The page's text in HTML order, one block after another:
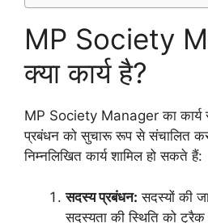
MP Society
क्या कार्य है?
MP Society Manager का कार्य
प्रबंधन को सुचारू रूप से संचालित
निम्नलिखित कार्य शामिल हो सकते हैं:
सदस्य प्रबंधन: सदस्यों की
सदस्यता की स्थिति को ट्रैक